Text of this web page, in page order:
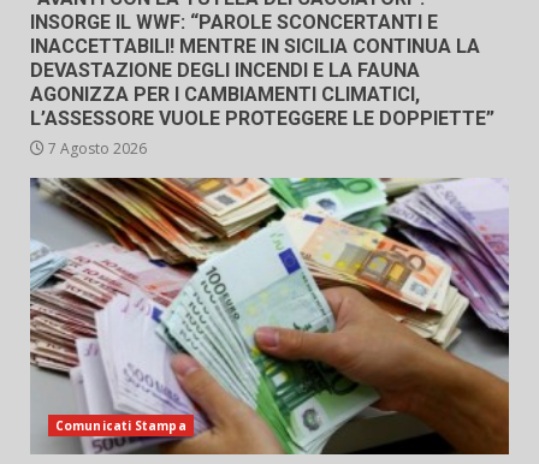
INSORGE IL WWF: “PAROLE SCONCERTANTI E
INACCETTABILI! MENTRE IN SICILIA CONTINUA LA
DEVASTAZIONE DEGLI INCENDI E LA FAUNA
AGONIZZA PER I CAMBIAMENTI CLIMATICI,
L’ASSESSORE VUOLE PROTEGGERE LE DOPPIETTE”
7 Agosto 2026
Comunicati Stampa